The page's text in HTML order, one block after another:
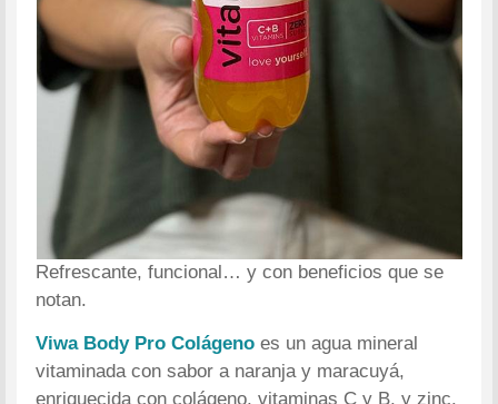
Refrescante, funcional… y con beneficios que se
notan.
Viwa Body Pro Colágeno es un agua mineral
vitaminada con sabor a naranja y maracuyá,
enriquecida con colágeno, vitaminas C y B, y zinc.